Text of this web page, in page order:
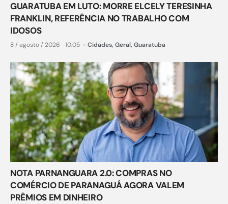
GUARATUBA EM LUTO: MORRE ELCELY TERESINHA
FRANKLIN, REFERÊNCIA NO TRABALHO COM
IDOSOS
8 / agosto / 2026 10:05 - Cidades, Geral, Guaratuba
NOTA PARNANGUARA 2.0: COMPRAS NO
COMÉRCIO DE PARANAGUÁ AGORA VALEM
PRÊMIOS EM DINHEIRO